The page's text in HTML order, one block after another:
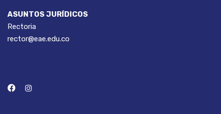
ASUNTOS JURÍDICOS
Rectoria
rector@eae.edu.co